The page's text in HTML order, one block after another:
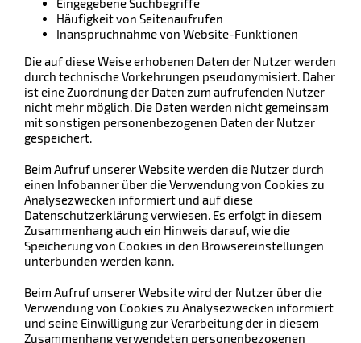
Eingegebene Suchbegriffe
Häufigkeit von Seitenaufrufen
Inanspruchnahme von Website-Funktionen
Die auf diese Weise erhobenen Daten der Nutzer werden
durch technische Vorkehrungen pseudonymisiert. Daher
ist eine Zuordnung der Daten zum aufrufenden Nutzer
nicht mehr möglich. Die Daten werden nicht gemeinsam
mit sonstigen personenbezogenen Daten der Nutzer
gespeichert.
Beim Aufruf unserer Website werden die Nutzer durch
einen Infobanner über die Verwendung von Cookies zu
Analysezwecken informiert und auf diese
Datenschutzerklärung verwiesen. Es erfolgt in diesem
Zusammenhang auch ein Hinweis darauf, wie die
Speicherung von Cookies in den Browsereinstellungen
unterbunden werden kann.
Beim Aufruf unserer Website wird der Nutzer über die
Verwendung von Cookies zu Analysezwecken informiert
und seine Einwilligung zur Verarbeitung der in diesem
Zusammenhang verwendeten personenbezogenen